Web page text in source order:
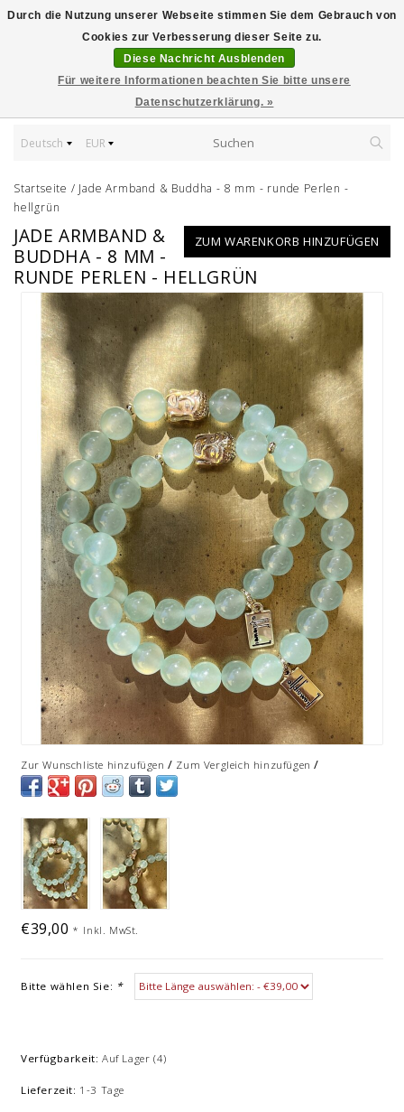
Deutsch EUR
Startseite / Jade Armband & Buddha - 8 mm - runde Perlen -
hellgrün
ZUM WARENKORB HINZUFÜGEN
JADE ARMBAND &
BUDDHA - 8 MM -
RUNDE PERLEN - HELLGRÜN
Zur Wunschliste hinzufügen / Zum Vergleich hinzufügen /
€39,00* Inkl. MwSt.
Bitte wählen Sie: *
Verfügbarkeit: Auf Lager(4)
Lieferzeit: 1-3 Tage
Durch die Nutzung unserer Webseite stimmen Sie dem Gebrauch von
Cookies zur Verbesserung dieser Seite zu.
Diese Nachricht Ausblenden
Für weitere Informationen beachten Sie bitte unsere
Datenschutzerklärung. »